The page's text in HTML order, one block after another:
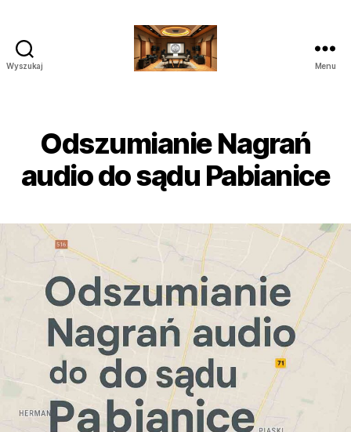
Wyszukaj
Sądu
Audio
Wideo
Menu
Odszumianie Nagrań
audio do sądu Pabianice